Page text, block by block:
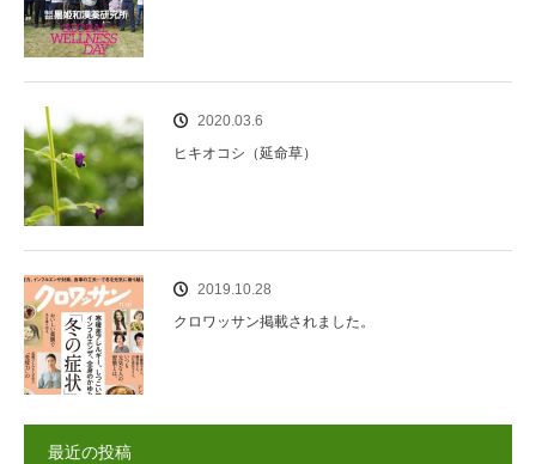
2020.03.6
ヒキオコシ（延命草）
2019.10.28
クロワッサン掲載されました。
最近の投稿